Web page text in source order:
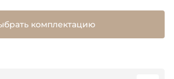
комплектацию